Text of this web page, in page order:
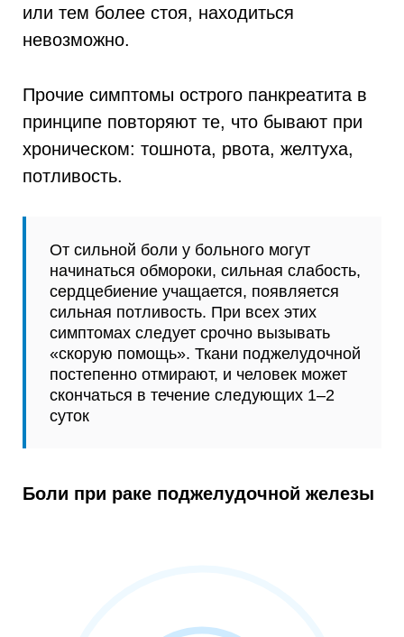
или тем более стоя, находиться
невозможно.
Прочие симптомы острого панкреатита в
принципе повторяют те, что бывают при
хроническом: тошнота, рвота, желтуха,
потливость.
От сильной боли у больного могут
начинаться обмороки, сильная слабость,
сердцебиение учащается, появляется
сильная потливость. При всех этих
симптомах следует срочно вызывать
«скорую помощь». Ткани поджелудочной
постепенно отмирают, и человек может
скончаться в течение следующих 1–2
суток
Боли при раке поджелудочной железы